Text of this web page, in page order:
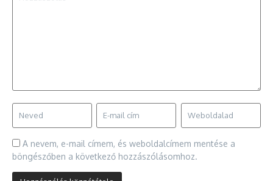
A nevem, e-mail címem, és weboldalcímem mentése a
böngészőben a következő hozzászólásomhoz.